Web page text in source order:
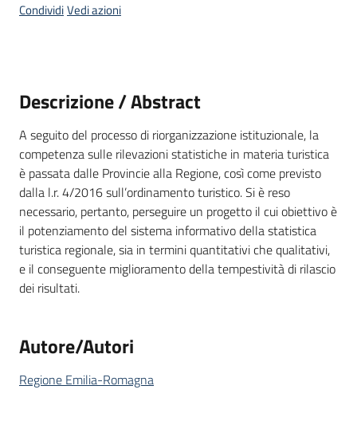
CondividiVedi azioni
Descrizione / Abstract
A seguito del processo di riorganizzazione istituzionale, la
competenza sulle rilevazioni statistiche in materia turistica
è passata dalle Provincie alla Regione, così come previsto
dalla l.r. 4/2016 sull’ordinamento turistico. Si è reso
necessario, pertanto, perseguire un progetto il cui obiettivo è
il potenziamento del sistema informativo della statistica
turistica regionale, sia in termini quantitativi che qualitativi,
e il conseguente miglioramento della tempestività di rilascio
dei risultati.
Autore/Autori
Regione Emilia-Romagna